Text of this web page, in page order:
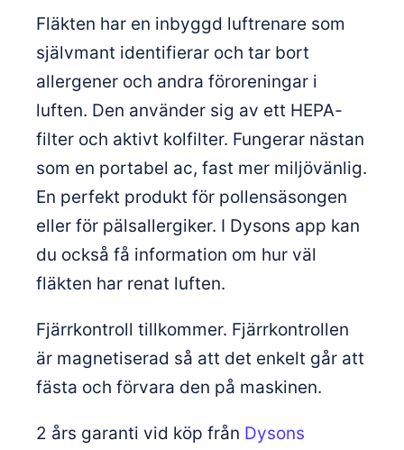
Fläkten har en inbyggd luftrenare som
självmant identifierar och tar bort
allergener och andra föroreningar i
luften. Den använder sig av ett HEPA-
filter och aktivt kolfilter. Fungerar nästan
som en portabel ac, fast mer miljövänlig.
En perfekt produkt för pollensäsongen
eller för pälsallergiker. I Dysons app kan
du också få information om hur väl
fläkten har renat luften.
Fjärrkontroll tillkommer. Fjärrkontrollen
är magnetiserad så att det enkelt går att
fästa och förvara den på maskinen.
2 års garanti vid köp från Dysons